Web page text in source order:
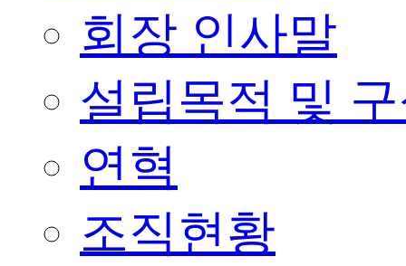
회장 인사말
설립목적 및
연혁
조직현황